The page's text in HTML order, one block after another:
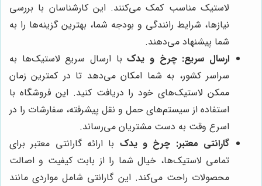
لاستیک مناسب کمک می‌کنند. این کارشناسان با بررسی
نیازها، شرایط رانندگی و بودجه شما، بهترین گزینه‌ها را به
شما پیشنهاد می‌دهند.
ارسال سریع: چرخ و یدکبا ارسال سریع لاستیک‌ها به
سراسر کشور، به شما امکان می‌دهد تا در کمترین زمان
ممکن لاستیک‌های خود را دریافت کنید. این فروشگاه با
استفاده از سیستم‌های حمل و نقل پیشرفته، سفارشات را در
اسرع وقت به دست مشتریان می‌رساند.
گارانتی معتبر: چرخ و یدک با ارائه گارانتی معتبر برای
تمامی لاستیک‌ها، خیال شما را از بابت کیفیت و اصالت
محصولات راحت می‌کند. این گارانتی شامل مواردی مانند